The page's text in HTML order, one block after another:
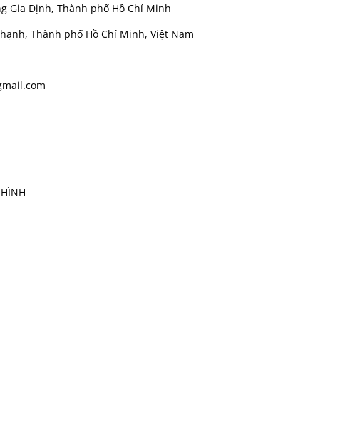
Gia Định, Thành phố Hồ Chí Minh
Thành phố Hồ Chí Minh, Việt Nam